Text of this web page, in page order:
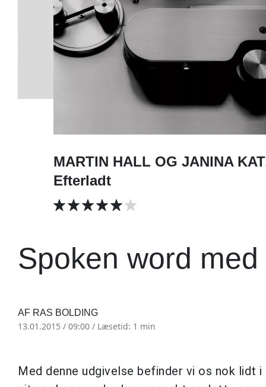
MARTIN HALL OG JANINA
Efterladt
Spoken word
AF RAS BOLDING
13.01.2015 / 09:00 / Læsetid: 1 min
Med denne udgivelse befinder vi os nok lidt